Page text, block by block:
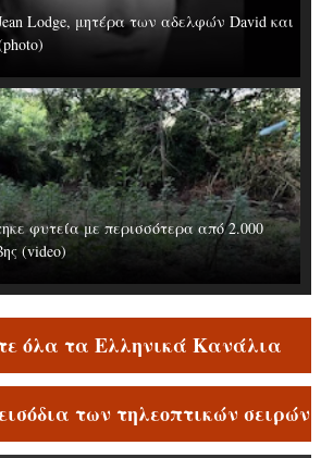
Lodge, μητέρα των αδελφών David και
φυτεία με περισσότερα από 2.000
(video)
όλα τα Ελληνικά Κανάλια
των τηλεοπτικών σειρών